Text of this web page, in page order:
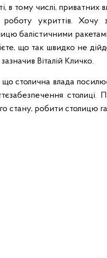
в тому числі,
укриттів. Хочу
балістичними
що так швидко не
Віталій Кличко.
що столична влада
столиці.
стану, робити столицю